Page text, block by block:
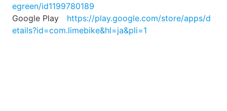
egreen/id1199780189
Google Play https://play.google.com/store/apps/d
etails?id=com.limebike&hl=ja&pli=1